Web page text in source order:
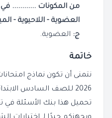
من المكونات ............ في
العضوية - اللاحيوية -
ج: العضوية.
خاتمة
نتمنى أن تكون نماذج
2026 للصف السادس
تحميل هذا بنك الأسئلة في